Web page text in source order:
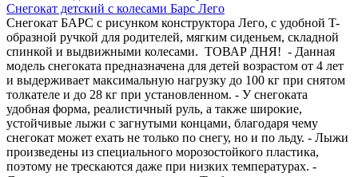
Снегокат детский с колесами Барс Лего
Снегокат БАРС с рисунком конструктора Лего, с удобной T-
образной ручкой для родителей, мягким сиденьем, складной
спинкой и выдвижными колесами. ТОВАР ДНЯ! - Данная
модель снегоката предназначена для детей возрастом от 4 лет
и выдерживает максимальную нагрузку до 100 кг при снятом
толкателе и до 28 кг при установленном. - У снегоката
удобная форма, реалистичный руль, а также широкие,
устойчивые лыжи с загнутыми концами, благодаря чему
снегокат может ехать не только по снегу, но и по льду. - Лыжи
произведены из специального морозостойкого пластика,
поэтому не трескаются даже при низких температурах. -